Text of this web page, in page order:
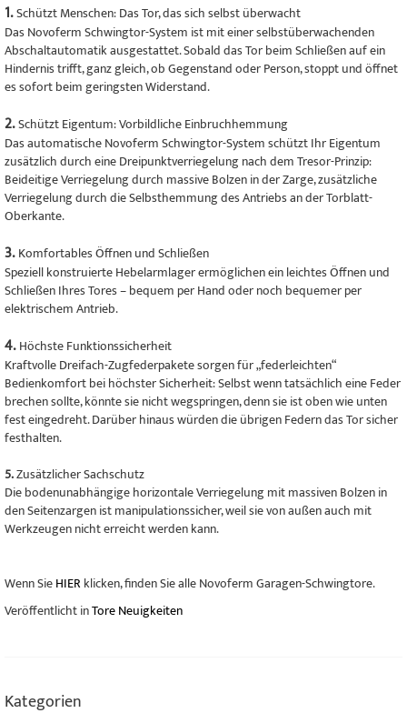
1.Schützt Menschen: Das Tor, das sich selbst überwacht
Das Novoferm Schwingtor-System ist mit einer selbstüberwachenden
Abschaltautomatik ausgestattet. Sobald das Tor beim Schließen auf ein
Hindernis trifft, ganz gleich, ob Gegenstand oder Person, stoppt und öffnet
es sofort beim geringsten Widerstand.
2.Schützt Eigentum: Vorbildliche Einbruchhemmung
Das automatische Novoferm Schwingtor-System schützt Ihr Eigentum
zusätzlich durch eine Dreipunktverriegelung nach dem Tresor-Prinzip:
Beideitige Verriegelung durch massive Bolzen in der Zarge, zusätzliche
Verriegelung durch die Selbsthemmung des Antriebs an der Torblatt-
Oberkante.
3. Komfortables Öffnen und Schließen
Speziell konstruierte Hebelarmlager ermöglichen ein leichtes Öffnen und
Schließen Ihres Tores – bequem per Hand oder noch bequemer per
elektrischem Antrieb.
4. Höchste Funktionssicherheit
Kraftvolle Dreifach-Zugfederpakete sorgen für „federleichten“
Bedienkomfort bei höchster Sicherheit: Selbst wenn tatsächlich eine Feder
brechen sollte, könnte sie nicht wegspringen, denn sie ist oben wie unten
fest eingedreht. Darüber hinaus würden die übrigen Federn das Tor sicher
festhalten.
5.Zusätzlicher Sachschutz
Die bodenunabhängige horizontale Verriegelung mit massiven Bolzen in
den Seitenzargen ist manipulationssicher, weil sie von außen auch mit
Werkzeugen nicht erreicht werden kann.
Wenn SieHIER klicken, finden Sie alle Novoferm Garagen-Schwingtore.
Veröffentlicht inTore Neuigkeiten
Kategorien